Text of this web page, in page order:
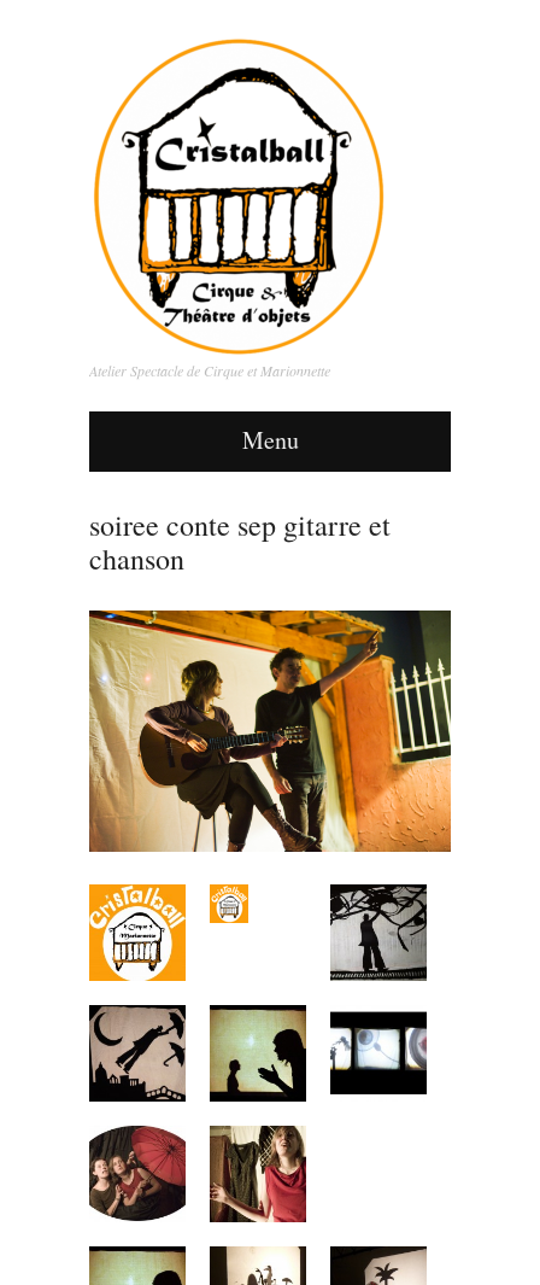
Atelier Spectacle de Cirque et Marionnette
Menu
soiree conte sep gitarre et
chanson